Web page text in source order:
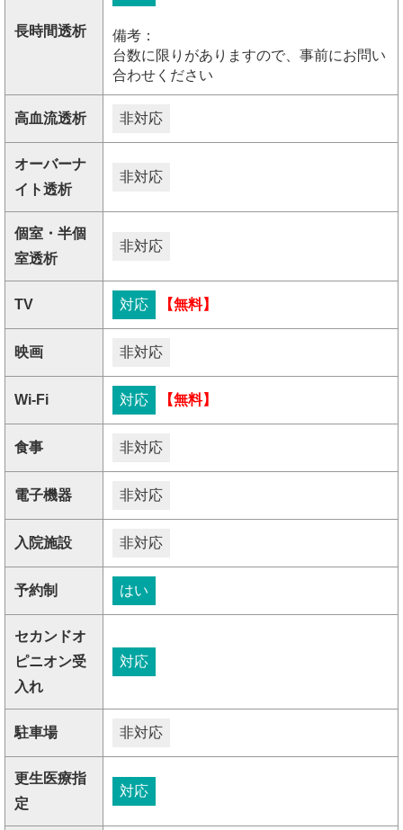
長時間透析
備考：
台数に限りがありますので、事前にお問い
合わせください
高血流透析 非対応
オーバーナ
イト透析
非対応
個室・半個
室透析
非対応
TV 対応 【無料】
映画 非対応
Wi-Fi 対応 【無料】
食事 非対応
電子機器 非対応
入院施設 非対応
予約制 はい
セカンドオ
ピニオン受
入れ
対応
駐車場 非対応
更生医療指
定
対応